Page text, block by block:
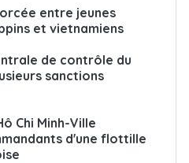
entre jeunes
et vietnamiens
de contrôle du
sanctions
Chi Minh-Ville
d'une flottille